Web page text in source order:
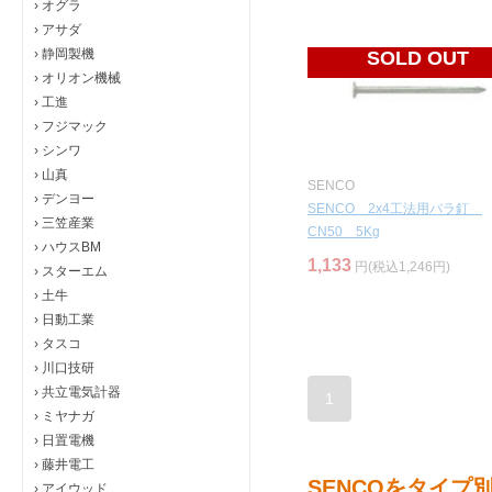
› オグラ
› アサダ
› 静岡製機
› オリオン機械
› 工進
› フジマック
› シンワ
› 山真
› デンヨー
› 三笠産業
› ハウスBM
› スターエム
› 土牛
› 日動工業
› タスコ
› 川口技研
› 共立電気計器
› ミヤナガ
› 日置電機
› 藤井電工
› アイウッド
SOLD OUT
SENCO
SENCO 2x4工法用バラ釘
CN50 5Kg
1,133 円(税込1,246円)
1